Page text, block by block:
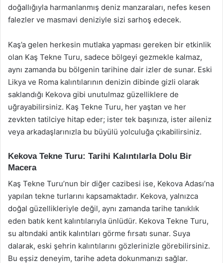
doğallığıyla harmanlanmış deniz manzaraları, nefes kesen
falezler ve masmavi deniziyle sizi sarhoş edecek.
Kaş’a gelen herkesin mutlaka yapması gereken bir etkinlik
olan Kaş Tekne Turu, sadece bölgeyi gezmekle kalmaz,
aynı zamanda bu bölgenin tarihine dair izler de sunar. Eski
Likya ve Roma kalıntılarının denizin dibinde gizli olarak
saklandığı Kekova gibi unutulmaz güzelliklere de
uğrayabilirsiniz. Kaş Tekne Turu, her yaştan ve her
zevkten tatilciye hitap eder; ister tek başınıza, ister aileniz
veya arkadaşlarınızla bu büyülü yolculuğa çıkabilirsiniz.
Kekova Tekne Turu: Tarihi Kalıntılarla Dolu Bir
Macera
Kaş Tekne Turu’nun bir diğer cazibesi ise, Kekova Adası’na
yapılan tekne turlarını kapsamaktadır. Kekova, yalnızca
doğal güzellikleriyle değil, aynı zamanda tarihe tanıklık
eden batık kent kalıntılarıyla ünlüdür. Kekova Tekne Turu,
su altındaki antik kalıntıları görme fırsatı sunar. Suya
dalarak, eski şehrin kalıntılarını gözlerinizle görebilirsiniz.
Bu eşsiz deneyim, tarihe adeta dokunmanızı sağlar.